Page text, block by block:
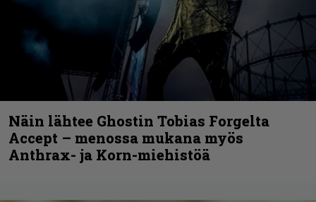
Näin lähtee Ghostin Tobias Forgelta
Accept – menossa mukana myös
Anthrax- ja Korn-miehistöä